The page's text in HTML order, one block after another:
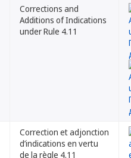
Corrections and
Additions of Indications
under Rule 4.11
Correction et adjonction
d’indications en vertu
de la règle 4.11